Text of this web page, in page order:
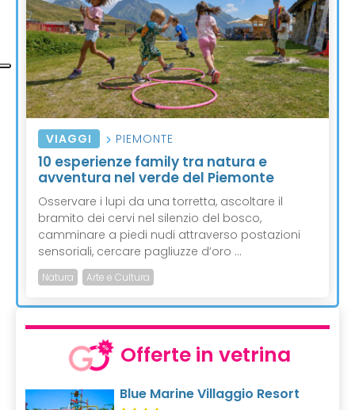
VIAGGI PIEMONTE
10 esperienze family tra natura e
avventura nel verde del Piemonte
Osservare i lupi da una torretta, ascoltare il
bramito dei cervi nel silenzio del bosco,
camminare a piedi nudi attraverso postazioni
sensoriali, cercare pagliuzze d’oro ...
Natura Arte e Cultura
Offerte in vetrina
Blue Marine Villaggio Resort